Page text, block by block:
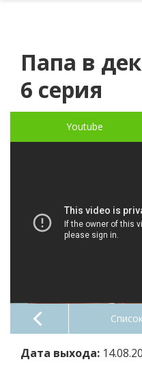
Папа в
6 серия
Youtube
Дата выхода: